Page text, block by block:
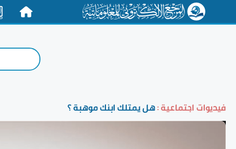
فيديوات اجتماعية :هل يمتلك ابنك موهبة ؟